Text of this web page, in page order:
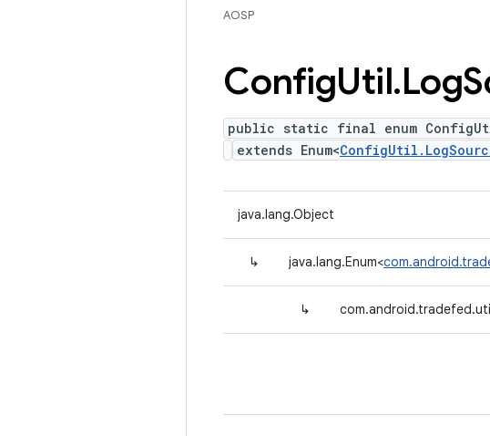
AOSP
ConfigUtil.Log
public static final enum
extends Enum<
java.lang.Object
↳ java.lang.Enum<
↳